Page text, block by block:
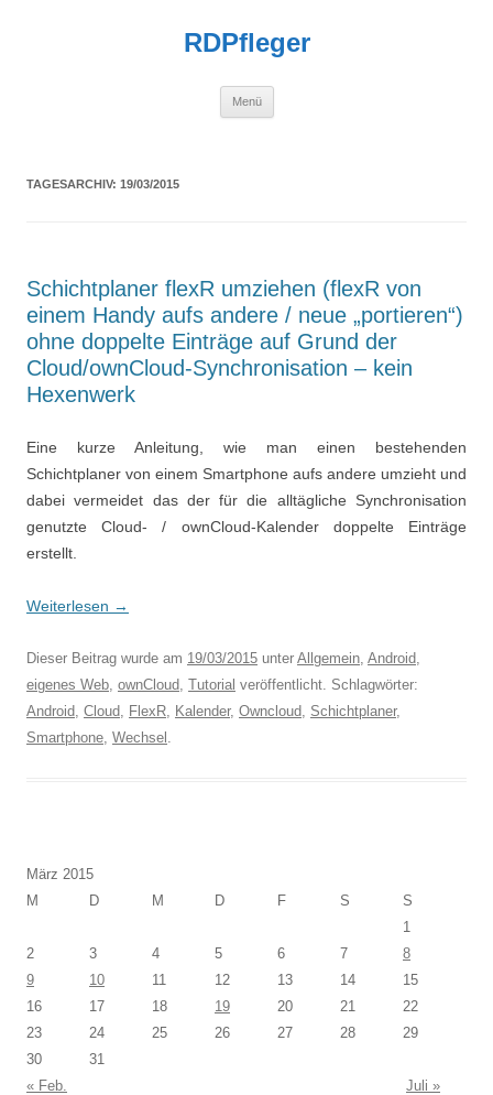
RDPfleger
Menü
TAGESARCHIV: 19/03/2015
Schichtplaner flexR umziehen (flexR von
einem Handy aufs andere / neue „portieren“)
ohne doppelte Einträge auf Grund der
Cloud/ownCloud-Synchronisation – kein
Hexenwerk
Eine kurze Anleitung, wie man einen bestehenden
Schichtplaner von einem Smartphone aufs andere umzieht und
dabei vermeidet das der für die alltägliche Synchronisation
genutzte Cloud- / ownCloud-Kalender doppelte Einträge
erstellt.
Weiterlesen →
Dieser Beitrag wurde am 19/03/2015 unter Allgemein, Android,
eigenes Web, ownCloud, Tutorial veröffentlicht. Schlagwörter:
Android, Cloud, FlexR, Kalender, Owncloud, Schichtplaner,
Smartphone, Wechsel .
März 2015
M
D M D F S
S
1
2
3 4 5 6 7
8
9
10 11 12 13 14
15
16
17 18 19 20 21
22
23
24 25 26 27 28
29
30
31
« Feb.
Juli »